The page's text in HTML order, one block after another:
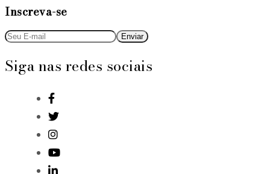
Inscreva-se
Siga nas redes sociais